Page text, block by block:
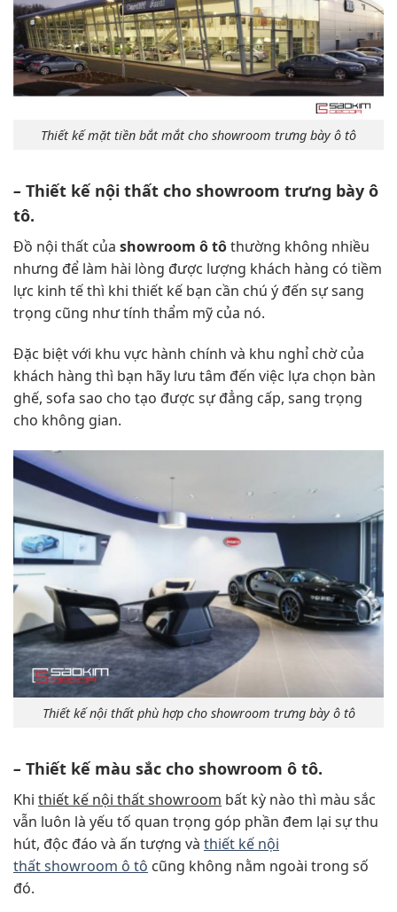
Thiết kế mặt tiền bắt mắt cho showroom trưng bày ô tô
– Thiết kế nội thất cho showroom trưng bày ô
tô.
Đồ nội thất của showroom ô tôthường không nhiều
nhưng để làm hài lòng được lượng khách hàng có tiềm
lực kinh tế thì khi thiết kế bạn cần chú ý đến sự sang
trọng cũng như tính thẩm mỹ của nó.
Đặc biệt với khu vực hành chính và khu nghỉ chờ của
khách hàng thì bạn hãy lưu tâm đến việc lựa chọn bàn
ghế, sofa sao cho tạo được sự đẳng cấp, sang trọng
cho không gian.
Thiết kế nội thất phù hợp cho showroom trưng bày ô tô
– Thiết kế màu sắc cho showroom ô tô.
Khi thiết kế nội thất showroom bất kỳ nào thì màu sắc
vẫn luôn là yếu tố quan trọng góp phần đem lại sự thu
hút, độc đáo và ấn tượng và thiết kế nội
thất showroom ô tô cũng không nằm ngoài trong số
đó.